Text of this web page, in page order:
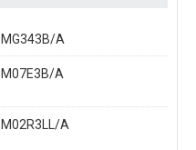
MG343B/A
M07E3B/A
M02R3LL/A